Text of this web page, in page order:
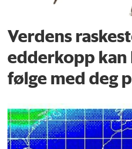
Verdens
edderkopp kan
følge med deg